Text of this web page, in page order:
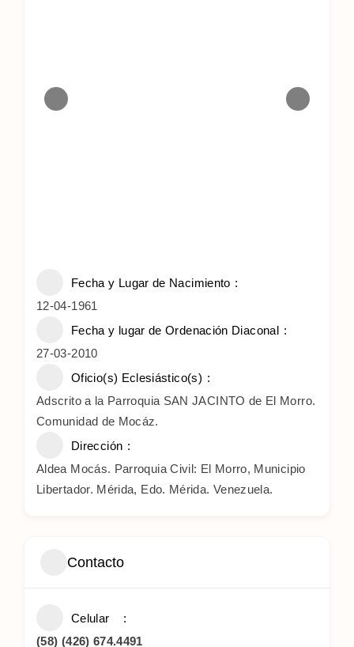
Fecha y Lugar de Nacimiento
12-04-1961
Fecha y lugar de Ordenación Diaconal
27-03-2010
Oficio(s) Eclesiástico(s)
Adscrito a la Parroquia SAN JACINTO de El Morro.
Comunidad de Mocáz.
Dirección
Aldea Mocás. Parroquia Civil: El Morro, Municipio
Libertador. Mérida, Edo. Mérida. Venezuela.
Contacto
Celular
(58) (426) 674.4491